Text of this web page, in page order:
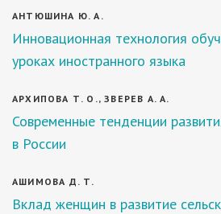
АНТЮШИНА Ю. А.
Инновационная технология
уроках иностранного языка
АРХИПОВА Т. О., ЗВЕРЕВ А. А.
Современные тенденции
в России
АШИМОВА Д. Т.
Вклад женщин в развитие